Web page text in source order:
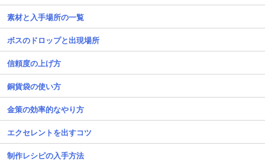
素材と入手場所の一覧
ボスのドロップと出現場所
信頼度の上げ方
銅貨袋の使い方
金策の効率的なやり方
エクセレントを出すコツ
制作レシピの入手方法